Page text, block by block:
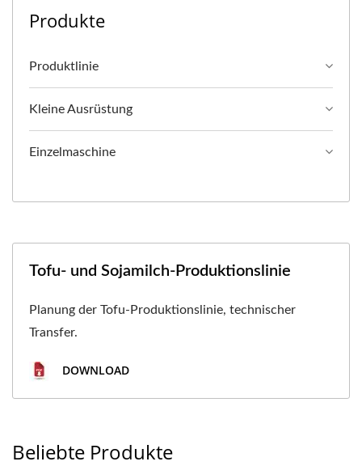
Produkte
Produktlinie
Kleine Ausrüstung
Einzelmaschine
Tofu- und Sojamilch-Produktionslinie
Planung der Tofu-Produktionslinie, technischer
Transfer.
DOWNLOAD
Beliebte Produkte